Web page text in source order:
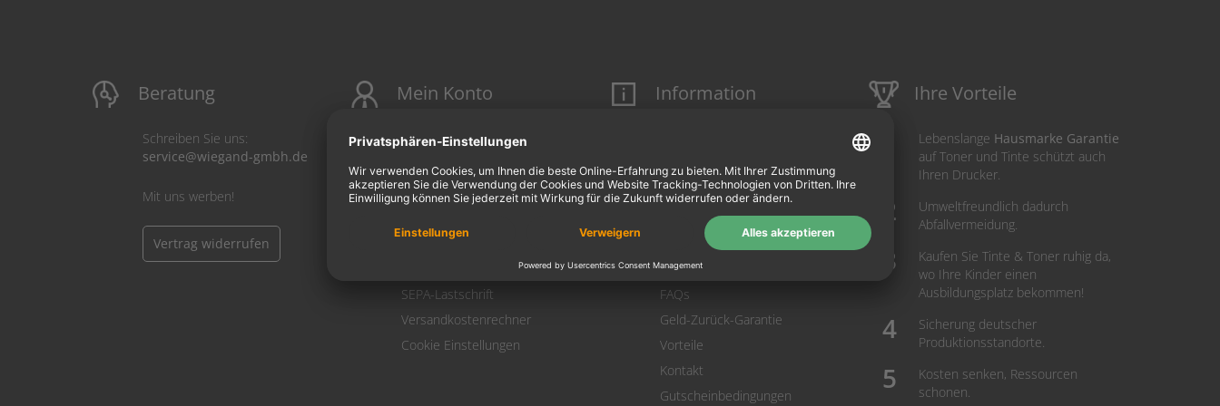
Beratung
Schreiben Sie uns:
service@wiegand-gmbh.de
Mit uns werben!
Vertrag widerrufen
Mein Konto
Mein Konto
Login
Warenkorb
SEPA-Lastschrift
Versandkostenrechner
Cookie Einstellungen
Information
AGB
Datenschutz
Widerrufsbelehrung
Hausmarken-Garantie
Impressum
FAQs
Geld-Zurück-Garantie
Vorteile
Kontakt
Gutscheinbedingungen
Ihre Vorteile
Lebenslange Hausmarke Garantie
auf Toner und Tinte schützt auch
Ihren Drucker.
Umweltfreundlich dadurch
Abfallvermeidung.
Kaufen Sie Tinte & Toner ruhig da,
wo Ihre Kinder einen
Ausbildungsplatz bekommen!
Sicherung deutscher
Produktionsstandorte.
Kosten senken, Ressourcen
schonen.